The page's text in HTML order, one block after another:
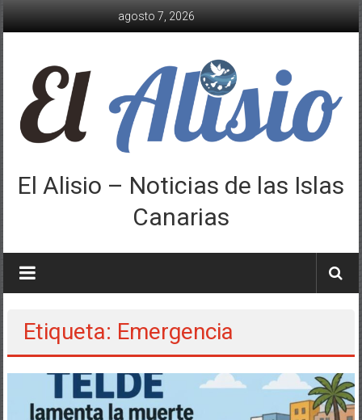
agosto 7, 2026
El Alisio – Noticias de las Islas
Canarias
Etiqueta: Emergencia